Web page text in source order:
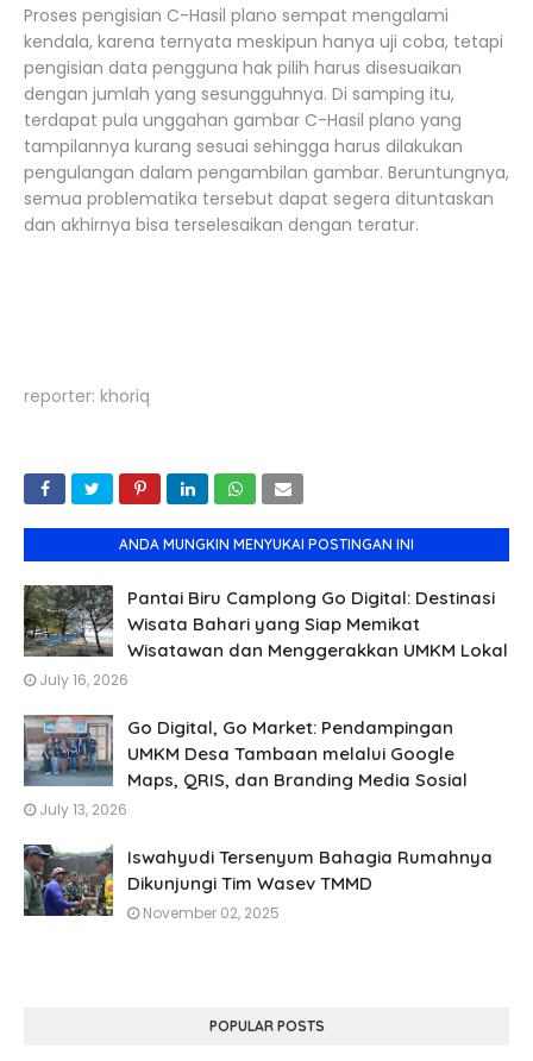
Proses pengisian C-Hasil plano sempat mengalami
kendala, karena ternyata meskipun hanya uji coba, tetapi
pengisian data pengguna hak pilih harus disesuaikan
dengan jumlah yang sesungguhnya. Di samping itu,
terdapat pula unggahan gambar C-Hasil plano yang
tampilannya kurang sesuai sehingga harus dilakukan
pengulangan dalam pengambilan gambar. Beruntungnya,
semua problematika tersebut dapat segera dituntaskan
dan akhirnya bisa terselesaikan dengan teratur.
reporter: khoriq
ANDA MUNGKIN MENYUKAI POSTINGAN INI
Pantai Biru Camplong Go Digital: Destinasi
Wisata Bahari yang Siap Memikat
Wisatawan dan Menggerakkan UMKM Lokal
July 16, 2026
Go Digital, Go Market: Pendampingan
UMKM Desa Tambaan melalui Google
Maps, QRIS, dan Branding Media Sosial
July 13, 2026
Iswahyudi Tersenyum Bahagia Rumahnya
Dikunjungi Tim Wasev TMMD
November 02, 2025
POPULAR POSTS